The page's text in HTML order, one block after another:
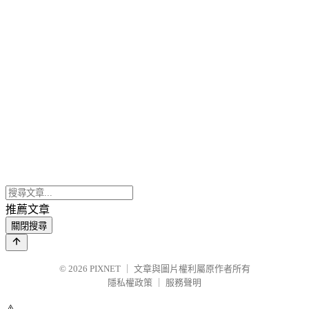
推薦文章
關閉搜尋
© 2026 PIXNET
文章與圖片權利屬原作者所有
隱私權政策
服務聲明